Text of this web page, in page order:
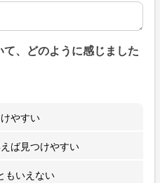
的な理由があればご記入くだ
、どのように感じました
やすい
ば見つけやすい
もいえない